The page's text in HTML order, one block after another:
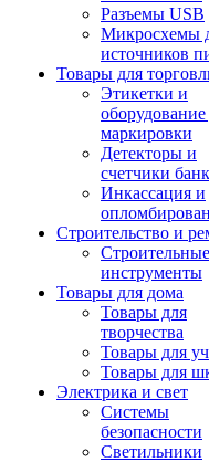
Разъемы USB
Микросхемы
источников
Товары для
Этикетки и
оборудование
маркировки
Детекторы и
счетчики
Инкассация и
Строительство и
Строительные
инструменты
Товары для дома
Товары для
творчества
Товары для
Товары для
Электрика и свет
Системы
безопасности
Светильники